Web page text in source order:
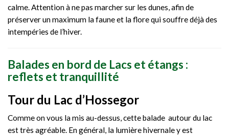
calme. Attention à ne pas marcher sur les dunes, afin de
préserver un maximum la faune et la flore qui souffre déjà des
intempéries de l’hiver.
Balades en bord de Lacs et étangs :
reflets et tranquillité
Tour du Lac d’Hossegor
Comme on vous la mis au-dessus, cette balade autour du lac
est très agréable. En général, la lumière hivernale y est